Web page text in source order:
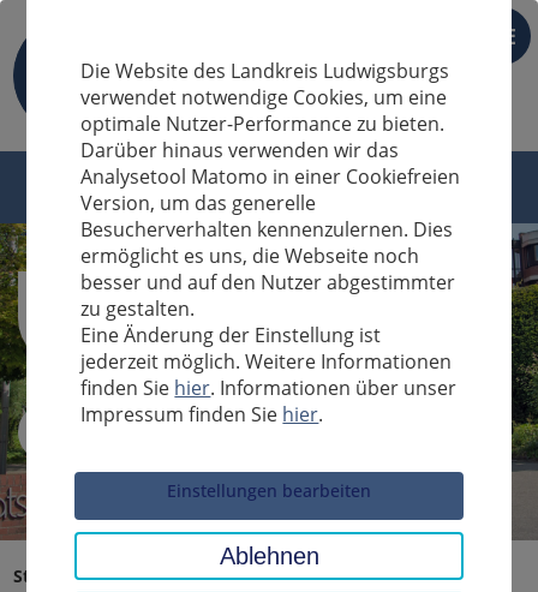
DE
Sucheingabe
Startseite Landratsamt, Landkreis
Aktuelles
Die Website des Landkreis Ludwigsburgs
verwendet notwendige Cookies, um eine
optimale Nutzer-Performance zu bieten.
Darüber hinaus verwenden wir das
Analysetool Matomo in einer Cookiefreien
Version, um das generelle
Besucherverhalten kennenzulernen. Dies
ermöglicht es uns, die Webseite noch
besser und auf den Nutzer abgestimmter
zu gestalten.
Eine Änderung der Einstellung ist
jederzeit möglich. Weitere Informationen
finden Sie hier. Informationen über unser
Impressum finden Sie hier.
Einstellungen bearbeiten
Ablehnen